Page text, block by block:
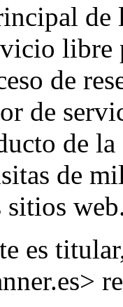
de
libre
de
de
de la
de
sitios
es